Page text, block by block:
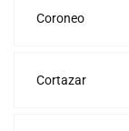
Coroneo
Cortazar